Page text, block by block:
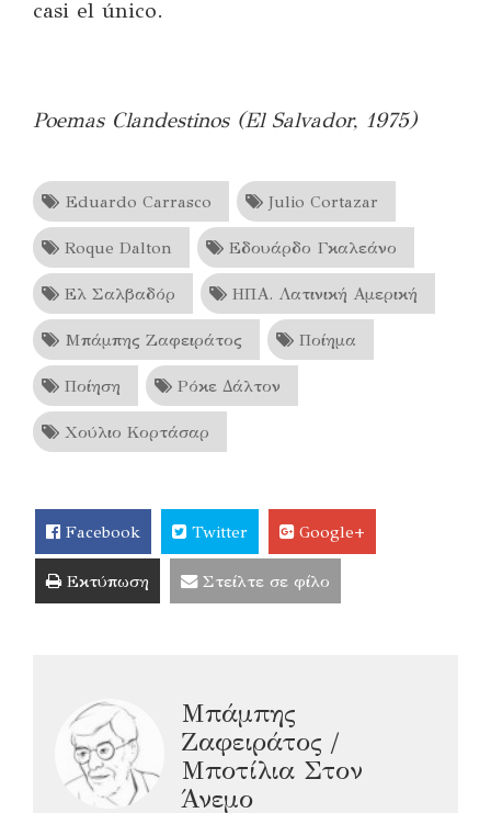
casi el único.
Poemas Clandestinos (El Salvador, 1975)
Eduardo Carrasco Julio Cortazar
Roque Dalton Εδουάρδο Γκαλεάνο
Ελ Σαλβαδόρ ΗΠΑ. Λατινική Αμερική
Μπάμπης Ζαφειράτος Ποίημα
Ποίηση Ρόκε Δάλτον
Χούλιο Κορτάσαρ
Facebook Twitter Google+
Εκτύπωση Στείλτε σε φίλο
Μπάμπης
Ζαφειράτος /
Μποτίλια Στον
Άνεμο